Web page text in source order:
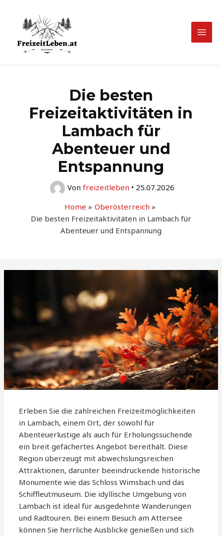
springen
Main
Die besten
Freizeitaktivitäten in
Lambach für
Abenteuer und
Entspannung
Von freizeitleben • 25.07.2026
Home
Oberösterreich
Die besten Freizeitaktivitäten in Lambach für
Abenteuer und Entspannung
Erleben Sie die zahlreichen Freizeitmöglichkeiten
in Lambach, einem Ort, der sowohl für
Abenteuerlustige als auch für Erholungssuchende
ein breit gefächertes Angebot bereithält. Diese
Region überzeugt mit abwechslungsreichen
Attraktionen, darunter beeindruckende historische
Monumente wie das Schloss Wimsbach und das
Schiffleutmuseum. Die idyllische Umgebung von
Lambach ist ideal für ausgedehnte Wanderungen
und Radtouren. Bei einem Besuch am Attersee
können Sie herrliche Ausblicke genießen und sich